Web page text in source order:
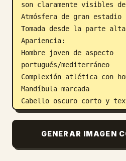
son claramente visibles
Atmósfera de gran estadio
Tomada desde la parte
Apariencia:
Hombre joven de aspecto
portugués/mediterráneo
Complexión atlética con
Mandíbula marcada
Cabello oscuro corto y
Barba incipiente
Proporciones faciales
Expresión tranquila pero
GENERAR IMAGEN